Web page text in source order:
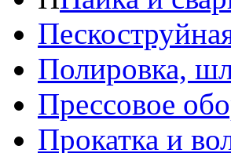
Полировка,
Прессовое
Прокатка и